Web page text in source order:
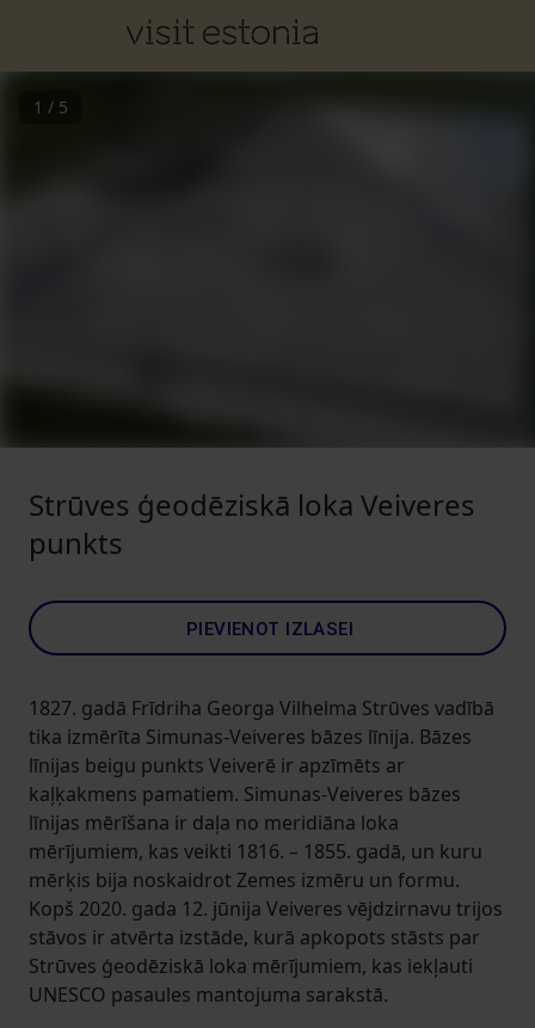
1 / 5
Strūves ģeodēziskā loka Veiveres
punkts
PIEVIENOT IZLASEI
1827. gadā Frīdriha Georga Vilhelma Strūves vadībā
tika izmērīta Simunas-Veiveres bāzes līnija. Bāzes
līnijas beigu punkts Veiverē ir apzīmēts ar
kaļķakmens pamatiem. Simunas-Veiveres bāzes
līnijas mērīšana ir daļa no meridiāna loka
mērījumiem, kas veikti 1816. – 1855. gadā, un kuru
mērķis bija noskaidrot Zemes izmēru un formu.
Kopš 2020. gada 12. jūnija Veiveres vējdzirnavu trijos
stāvos ir atvērta izstāde, kurā apkopots stāsts par
Strūves ģeodēziskā loka mērījumiem, kas iekļauti
UNESCO pasaules mantojuma sarakstā.